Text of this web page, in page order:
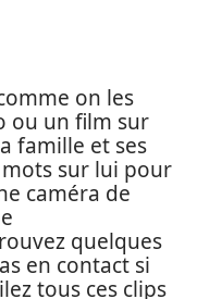
on les
ou un film sur
famille et ses
sur lui pour
caméra de
quelques
en contact si
tous ces clips